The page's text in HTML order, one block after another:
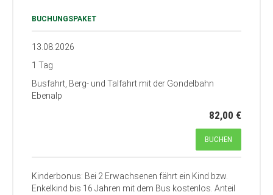
BUCHUNGSPAKET
13.08.2026
1 Tag
Busfahrt, Berg- und Talfahrt mit der Gondelbahn
Ebenalp
82,00 €
BUCHEN
Kinderbonus: Bei 2 Erwachsenen fährt ein Kind bzw.
Enkelkind bis 16 Jahren mit dem Bus kostenlos. Anteil